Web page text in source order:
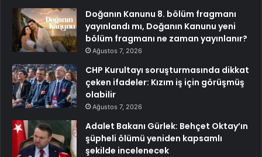
Doğanın Kanunu 8. bölüm fragmanı
yayınlandı mı, Doğanın Kanunu yeni
bölüm fragmanı ne zaman yayınlanır?
Ağustos 7, 2026
CHP Kurultayı soruşturmasında dikkat
çeken ifadeler: Kızım iş için görüşmüş
olabilir
Ağustos 7, 2026
Adalet Bakanı Gürlek: Behçet Oktay’ın
şüpheli ölümü yeniden kapsamlı
şekilde incelenecek